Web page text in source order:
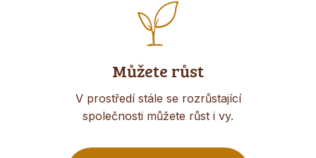
Můžete růst
V prostředí stále se rozrůstající
společnosti můžete růst i vy.